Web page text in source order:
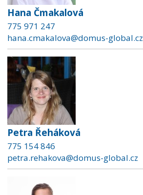
Hana Čmakalová
775 971 247
hana.cmakalova@domus-global.cz
Petra Řeháková
775 154 846
petra.rehakova@domus-global.cz